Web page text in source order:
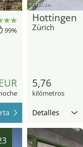
99%
hotel.de
Hottingen
Zürich
5,76
kilómetros
Detalles